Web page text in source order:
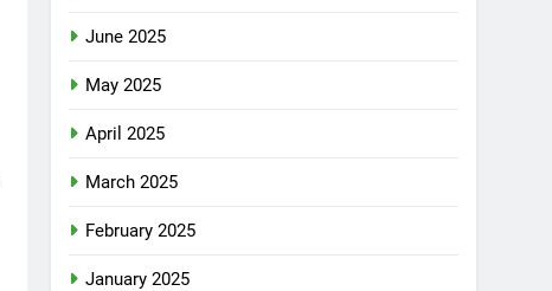
June 2025
May 2025
April 2025
March 2025
February 2025
January 2025